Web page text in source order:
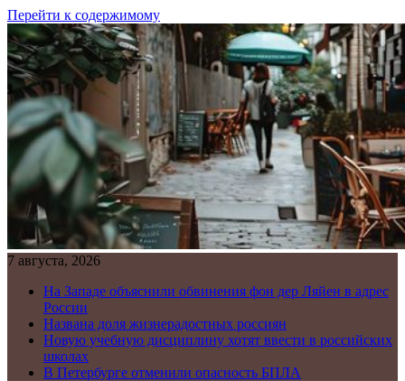
Перейти к содержимому
7 августа, 2026
На Западе объяснили обвинения фон дер Ляйен в адрес
России
Названа доля жизнерадостных россиян
Новую учебную дисциплину хотят ввести в российских
школах
В Петербурге отменили опасность БПЛА